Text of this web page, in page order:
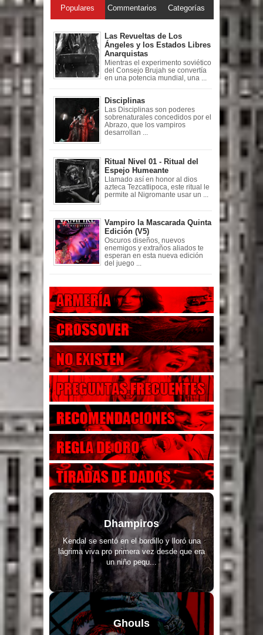
Populares Commentarios Categorías
Las Revueltas de Los
Ángeles y los Estados Libres
Anarquistas
Mientras el experimento soviético
del Consejo Brujah se convertía
en una potencia mundial, una ...
Disciplinas
Las Disciplinas son poderes
sobrenaturales concedidos por el
Abrazo, que los vampiros
desarrollan ...
Ritual Nivel 01 - Ritual del
Espejo Humeante
Llamado así en honor al dios
azteca Tezcatlipoca, este ritual le
permite al Nigromante usar un ...
Vampiro la Mascarada Quinta
Edición (V5)
Oscuros diseños, nuevos
enemigos y extraños aliados te
esperan en esta nueva edición
del juego ...
Dhampiros
Kendal se sentó en el bordillo y lloró una
lágrima viva pro primera vez desde que era
un niño pequ...
Ghouls